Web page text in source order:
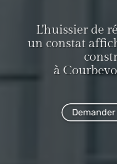
L'huissier de
un constat
à